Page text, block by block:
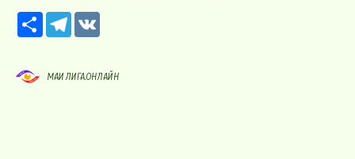
Р
е
р
с
T
e
g
r
МАИ ЛИГА.ОНЛАЙН